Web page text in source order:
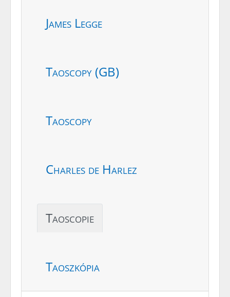
James Legge
Taoscopy (GB)
Taoscopy
Charles de Harlez
Taoscopie
Taoszkópia